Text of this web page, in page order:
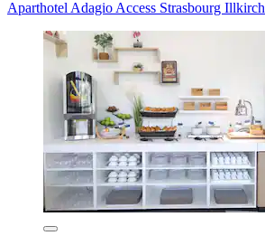
Aparthotel Adagio Access Strasbourg Illkirch